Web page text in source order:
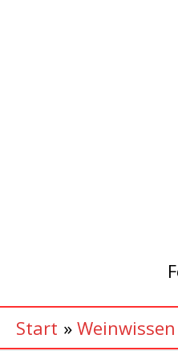
Start Weinwissen